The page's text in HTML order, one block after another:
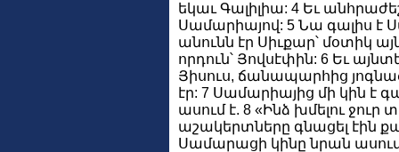
եկաւ Գալիլիա: 4 Եւ
Սամարիայով: 5 Նա գալիս է
անունն էր Սիւքար՝ մօտիկ
որդուն՝ Յովսէփին: 6 Եւ
Յիսուս, ճանապարհից
էր: 7 Սամարիայից մի կին է
ասում է. 8 «Ինձ խմելու ջուր
աշակերտները գնացել էին
Սամարացի կինը նրան ասում